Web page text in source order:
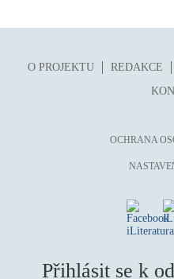
O PROJEKTU REDAKCE
OCHRANA
Přihlásit se k